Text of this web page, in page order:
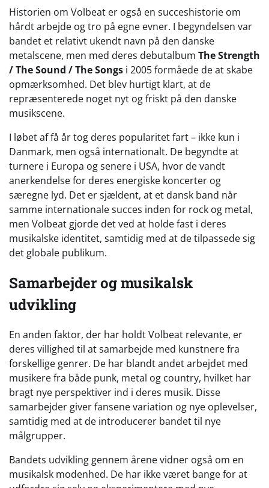
Historien om Volbeat er også en succeshistorie om
hårdt arbejde og tro på egne evner. I begyndelsen var
bandet et relativt ukendt navn på den danske
metalscene, men med deres debutalbum The Strength
/ The Sound / The Songs i 2005 formåede de at skabe
opmærksomhed. Det blev hurtigt klart, at de
repræsenterede noget nyt og friskt på den danske
musikscene.
I løbet af få år tog deres popularitet fart – ikke kun i
Danmark, men også internationalt. De begyndte at
turnere i Europa og senere i USA, hvor de vandt
anerkendelse for deres energiske koncerter og
særegne lyd. Det er sjældent, at et dansk band når
samme internationale succes inden for rock og metal,
men Volbeat gjorde det ved at holde fast i deres
musikalske identitet, samtidig med at de tilpassede sig
det globale publikum.
Samarbejder og musikalsk
udvikling
En anden faktor, der har holdt Volbeat relevante, er
deres villighed til at samarbejde med kunstnere fra
forskellige genrer. De har blandt andet arbejdet med
musikere fra både punk, metal og country, hvilket har
bragt nye perspektiver ind i deres musik. Disse
samarbejder giver fansene variation og nye oplevelser,
samtidig med at de introducerer bandet til nye
målgrupper.
Bandets udvikling gennem årene vidner også om en
musikalsk modenhed. De har ikke været bange for at